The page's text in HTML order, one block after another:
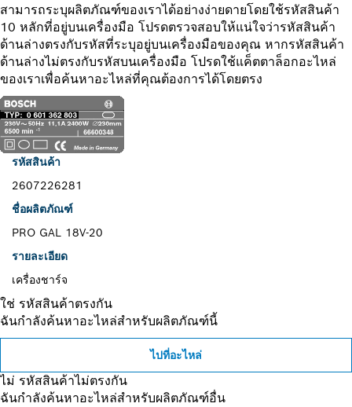
สามารถระบุผลิตภัณฑ์ของเราได้อย่างง่ายดายโดยใช้รหัสสินค้า
10 หลักที่อยู่บนเครื่องมือ โปรดตรวจสอบให้แน่ใจว่ารหัสสินค้า
ด้านล่างตรงกับรหัสที่ระบุอยู่บนเครื่องมือของคุณ หากรหัสสินค้า
ด้านล่างไม่ตรงกับรหัสบนเครื่องมือ โปรดใช้แค็ตตาล็อกอะไหล่
ของเราเพื่อค้นหาอะไหล่ที่คุณต้องการได้โดยตรง
รหัสสินค้า
2607226281
ชื่อผลิตภัณฑ์
PRO GAL 18V-20
รายละเอียด
เครื่องชาร์จ
ใช่ รหัสสินค้าตรงกัน
ฉันกำลังค้นหาอะไหล่สำหรับผลิตภัณฑ์นี้
ไปที่อะไหล่
ไม่ รหัสสินค้าไม่ตรงกัน
ฉันกำลังค้นหาอะไหล่สำหรับผลิตภัณฑ์อื่น